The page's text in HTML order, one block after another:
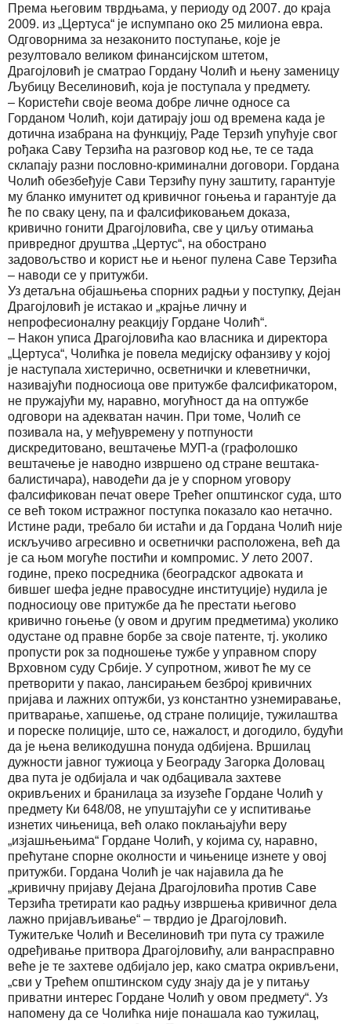
Према његовим тврдњама, у периоду од 2007. до краја
2009. из „Цертуса“ је испумпано око 25 милиона евра.
Одговорнима за незаконито поступање, које је
резултовало великом финансијском штетом,
Драгојловић је сматрао Гордану Чолић и њену заменицу
Љубицу Веселиновић, која је поступала у предмету.
– Користећи своје веома добре личне односе са
Горданом Чолић, који датирају још од времена када је
дотична изабрана на функцију, Раде Терзић упућује свог
рођака Саву Терзића на разговор код ње, те се тада
склапају разни пословно-криминални договори. Гордана
Чолић обезбеђује Сави Терзићу пуну заштиту, гарантује
му бланко имунитет од кривичног гоњења и гарантује да
ће по сваку цену, па и фалсификовањем доказа,
кривично гонити Драгојловића, све у циљу отимања
привредног друштва „Цертус“, на обострано
задовољство и корист ње и њеног пулена Саве Терзића
– наводи се у притужби.
Уз детаљна објашњења спорних радњи у поступку, Дејан
Драгојловић је истакао и „крајње личну и
непрофесионалну реакцију Гордане Чолић“.
– Након уписа Драгојловића као власника и директора
„Цертуса“, Чолићка је повела медијску офанзиву у којој
је наступала хистерично, осветнички и клеветнички,
називајући подносиоца ове притужбе фалсификатором,
не пружајући му, наравно, могућност да на оптужбе
одговори на адекватан начин. При томе, Чолић се
позивала на, у међувремену у потпуности
дискредитовано, вештачење МУП-а (графолошко
вештачење је наводно извршено од стране вештака-
балистичара), наводећи да је у спорном уговору
фалсификован печат овере Трећег општинског суда, што
се већ током истражног поступка показало као нетачно.
Истине ради, требало би истаћи и да Гордана Чолић није
искључиво агресивно и осветнички расположена, већ да
је са њом могуће постићи и компромис. У лето 2007.
године, преко посредника (београдског адвоката и
бившег шефа једне правосудне институције) нудила је
подносиоцу ове притужбе да ће престати његово
кривично гоњење (у овом и другим предметима) уколико
одустане од правне борбе за своје патенте, тј. уколико
пропусти рок за подношење тужбе у управном спору
Врховном суду Србије. У супротном, живот ће му се
претворити у пакао, лансирањем безброј кривичних
пријава и лажних оптужби, уз константно узнемиравање,
притварање, хапшење, од стране полиције, тужилаштва
и пореске полиције, што се, нажалост, и догодило, будући
да је њена великодушна понуда одбијена. Вршилац
дужности јавног тужиоца у Београду Загорка Доловац
два пута је одбијала и чак одбацивала захтеве
окривљених и бранилаца за изузеће Гордане Чолић у
предмету Ки 648/08, не упуштајући се у испитивање
изнетих чињеница, већ олако поклањајући веру
„изјашњењима“ Гордане Чолић, у којима су, наравно,
прећутане спорне околности и чињенице изнете у овој
притужби. Гордана Чолић је чак најавила да ће
„кривичну пријаву Дејана Драгојловића против Саве
Терзића третирати као радњу извршења кривичног дела
лажно пријављивање“ – тврдио је Драгојловић.
Тужитељке Чолић и Веселиновић три пута су тражиле
одређивање притвора Драгојловићу, али ванрасправно
веће је те захтеве одбијало јер, како сматра окривљени,
„сви у Трећем општинском суду знају да је у питању
приватни интерес Гордане Чолић у овом предмету“. Уз
напомену да се Чолићка није понашала као тужилац,